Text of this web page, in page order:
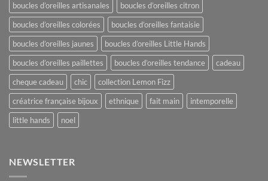
boucles d’oreilles artisanales
boucles d’oreilles citron
boucles d’oreilles colorées
boucles d’oreilles fantaisie
boucles d’oreilles jaunes
boucles d’oreilles Little Hands
boucles d’oreilles paillettes
boucles d’oreilles tendance
cadeau
cheque cadeau
chic
collection Lemon Fizz
créatrice française bijoux
ethnique fait main
intemporelle
little hands
noel
NEWSLETTER